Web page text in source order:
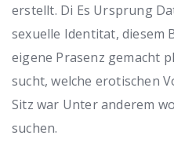
erstellt. Di Es Ursprung
sexuelle Identitat, diesem
eigene Prasenz gemacht
sucht, welche erotischen
Sitz war Unter anderem
suchen.